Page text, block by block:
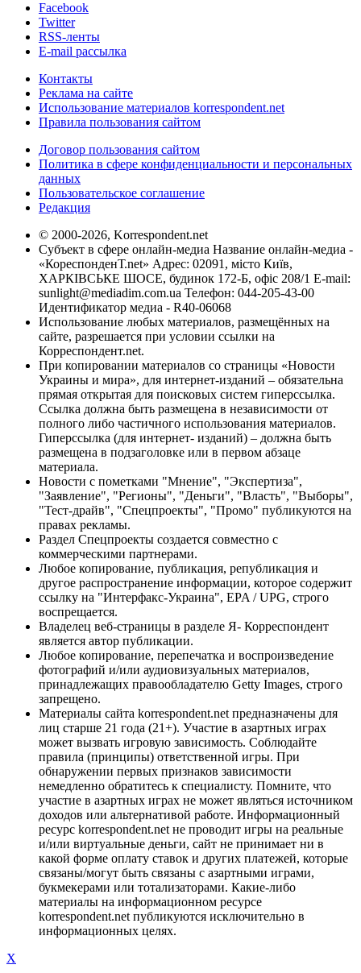
Facebook
Twitter
RSS-ленты
E-mail рассылка
Контакты
Реклама на сайте
Использование материалов korrespondent.net
Правила пользования сайтом
Договор пользования сайтом
Политика в сфере конфиденциальности и персональных
данных
Пользовательское соглашение
Редакция
© 2000-2026, Korrespondent.net
Субъект в сфере онлайн-медиа Название онлайн-медиа -
«КореспонденТ.net» Адрес: 02091, місто Київ,
ХАРКІВСЬКЕ ШОСЕ, будинок 172-Б, офіс 208/1 E-mail:
sunlight@mediadim.com.ua Телефон: 044-205-43-00
Идентификатор медиа - R40-06068
Использование любых материалов, размещённых на
сайте, разрешается при условии ссылки на
Корреспондент.net.
При копировании материалов со страницы «Новости
Украины и мира», для интернет-изданий – обязательна
прямая открытая для поисковых систем гиперссылка.
Ссылка должна быть размещена в независимости от
полного либо частичного использования материалов.
Гиперссылка (для интернет- изданий) – должна быть
размещена в подзаголовке или в первом абзаце
материала.
Новости с пометками "Мнение", "Экспертиза",
"Заявление", "Регионы", "Деньги", "Власть", "Выборы",
"Тест-драйв", "Спецпроекты", "Промо" публикуются на
правах рекламы.
Раздел Спецпроекты создается совместно с
коммерческими партнерами.
Любое копирование, публикация, републикация и
другое распространение информации, которое содержит
ссылку на "Интерфакс-Украина", EPA / UPG, строго
воспрещается.
Владелец веб-страницы в разделе Я- Корреспондент
является автор публикации.
Любое копирование, перепечатка и воспроизведение
фотографий и/или аудиовизуальных материалов,
принадлежащих правообладателю Getty Images, строго
запрещено.
Материалы сайта korrespondent.net предназначены для
лиц старше 21 года (21+). Участие в азартных играх
может вызвать игровую зависимость. Соблюдайте
правила (принципы) ответственной игры. При
обнаружении первых признаков зависимости
немедленно обратитесь к специалисту. Помните, что
участие в азартных играх не может являться источником
доходов или альтернативой работе. Информационный
ресурс korrespondent.net не проводит игры на реальные
и/или виртуальные деньги, сайт не принимает ни в
какой форме оплату ставок и других платежей, которые
связаны/могут быть связаны с азартными играми,
букмекерами или тотализаторами. Какие-либо
материалы на информационном ресурсе
korrespondent.net публикуются исключительно в
информационных целях.
X